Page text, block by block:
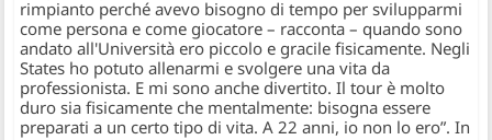
rimpianto perché avevo bisogno di tempo per svilupparmi
come persona e come giocatore – racconta –quando sono
andato all'Università ero piccolo e gracile fisicamente. Negli
States ho potuto allenarmi e svolgere una vita da
professionista. E mi sono anche divertito. Il tour è molto
duro sia fisicamente che mentalmente: bisogna essere
preparati a un certo tipo di vita. A 22 anni, io non lo ero”. In